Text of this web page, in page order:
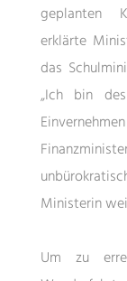
geplanten
erklärte
das
„Ich bin
Ministerin
Um zu